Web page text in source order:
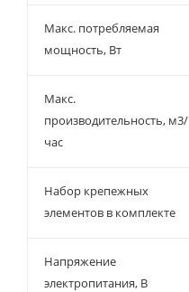
Макс. потребляемая
мощность, Вт
Макс.
производительность, м3/
час
Набор крепежных
элементов в комплекте
Напряжение
электропитания, В